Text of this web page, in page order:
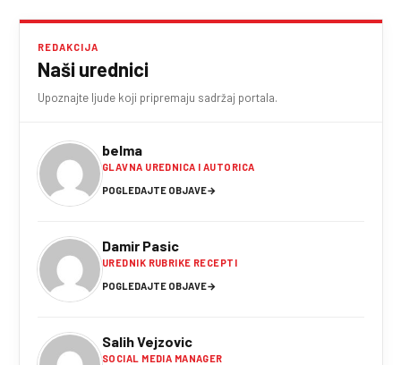
REDAKCIJA
Naši urednici
Upoznajte ljude koji pripremaju sadržaj portala.
belma
GLAVNA UREDNICA I AUTORICA
POGLEDAJTE OBJAVE→
Damir Pasic
UREDNIK RUBRIKE RECEPTI
POGLEDAJTE OBJAVE→
Salih Vejzovic
SOCIAL MEDIA MANAGER